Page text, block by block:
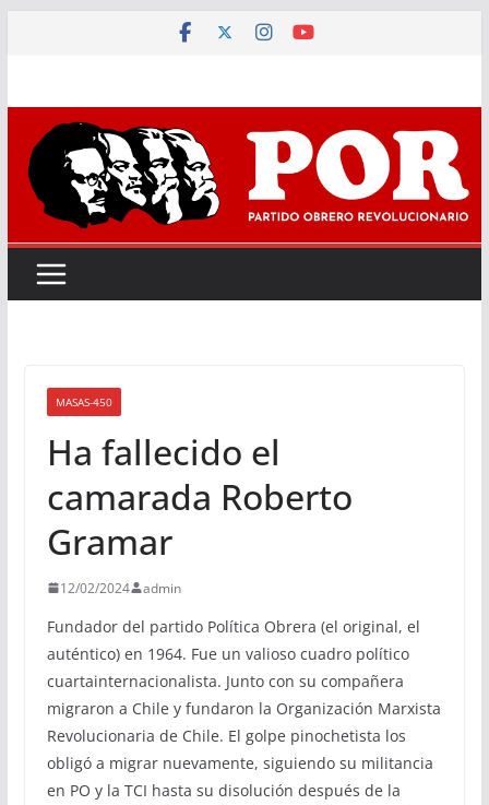
MASAS-450
Ha fallecido el
camarada Roberto
Gramar
12/02/2024 admin
Fundador del partido Política Obrera (el original, el
auténtico) en 1964. Fue un valioso cuadro político
cuartainternacionalista. Junto con su compañera
migraron a Chile y fundaron la Organización Marxista
Revolucionaria de Chile. El golpe pinochetista los
obligó a migrar nuevamente, siguiendo su militancia
en PO y la TCI hasta su disolución después de la